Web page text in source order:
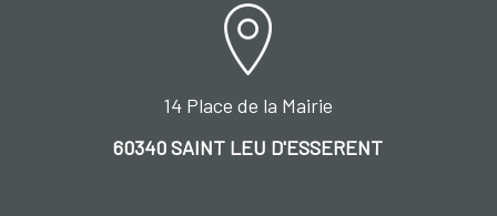
14 Place de la Mairie
60340 SAINT LEU D'ESSERENT